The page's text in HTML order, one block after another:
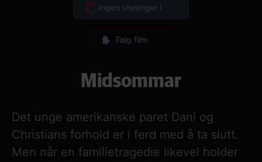
Ingen visninger i
Følg film
Midsommar
Det unge amerikanske paret Dani og
Christians forhold er i ferd med å ta slutt.
Men når en familietragedie likevel holder